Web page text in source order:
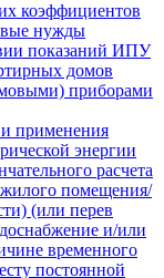
коэффициентов
нужды
показаний ИПУ
домов
приборами
применения
энергии
расчета
помещения/
(или перев
и/или
временного
постоянной